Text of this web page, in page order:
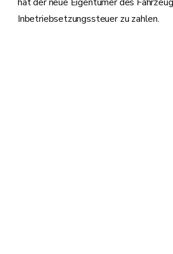
Inbetriebsetzungssteuer zu zahlen.